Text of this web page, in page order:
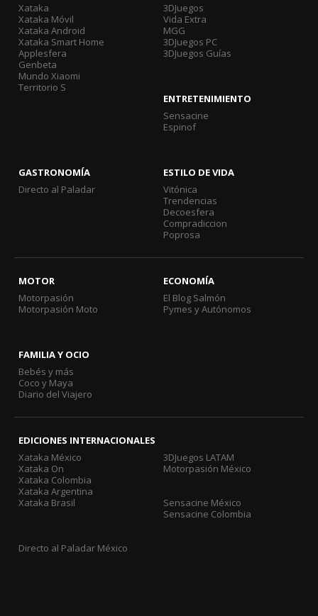
Xataka
Xataka Móvil
Xataka Android
Xataka Smart Home
Applesfera
Genbeta
Mundo Xiaomi
Territorio S
3DJuegos
Vida Extra
MGG
3DJuegos PC
3DJuegos Guías
ENTRETENIMIENTO
Sensacine
Espinof
GASTRONOMÍA
Directo al Paladar
ESTILO DE VIDA
Vitónica
Trendencias
Decoesfera
Compradiccion
Poprosa
MOTOR
Motorpasión
Motorpasión Moto
ECONOMÍA
El Blog Salmón
Pymes y Autónomos
FAMILIA Y OCIO
Bebés y más
Coco y Maya
Diario del Viajero
EDICIONES INTERNACIONALES
Xataka México
Xataka On
Xataka Colombia
Xataka Argentina
Xataka Brasil
3DJuegos LATAM
Motorpasión México
Sensacine México
Sensacine Colombia
Directo al Paladar México